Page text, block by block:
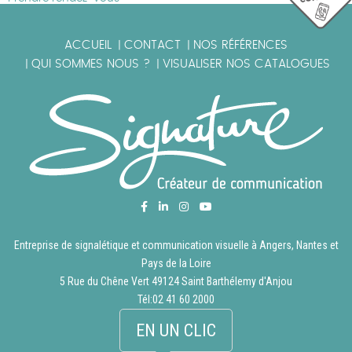
ACCUEIL CONTACT NOS RÉFÉRENCES
QUI SOMMES NOUS ? VISUALISER NOS CATALOGUES
Entreprise de signalétique et communication visuelle à Angers, Nantes et
Pays de la Loire
5 Rue du Chêne Vert 49124 Saint Barthélemy d'Anjou
Tél:02 41 60 2000
EN UN CLIC